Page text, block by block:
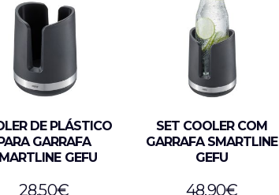
DE PLÁSTICO
GARRAFA
GEFU
28,50€
SET COOLER COM
GARRAFA SMARTLINE
GEFU
48,90€